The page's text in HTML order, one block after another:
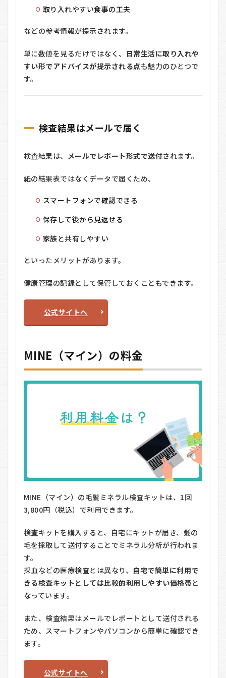
取り入れやすい食事の工夫
などの参考情報が提示されます。
単に数値を見るだけではなく、 日常生活に取り入れや
すい形でアドバイスが提示される点も魅力のひとつで
す。
検査結果はメールで届く
検査結果は、 メールでレポート形式で送付されます。
紙の結果表ではなくデータで届くため、
スマートフォンで確認できる
保存して後から見返せる
家族と共有しやすい
といったメリットがあります。
健康管理の記録として保管しておくこともできます。
公式サイトへ
MINE（マイン）の料金
MINE（マイン）の毛髪ミネラル検査キットは、1回
3,800円（税込）で利用できます。
検査キットを購入すると、自宅にキットが届き、髪の
毛を採取して送付することでミネラル分析が行われま
す。
採血などの医療検査とは異なり、 自宅で簡単に利用で
きる検査キットとしては比較的利用しやすい価格帯と
なっています。
また、検査結果はメールでレポートとして送付される
ため、スマートフォンやパソコンから簡単に確認でき
ます。
公式サイトへ